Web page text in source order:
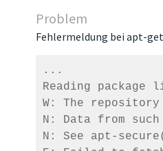
Problem
Fehlermeldung bei apt-
...
Reading
W: The
N: Data from
N: See apt-